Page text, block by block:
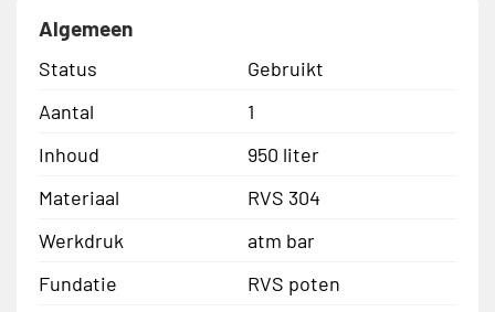
Algemeen
Status
Gebruikt
Aantal
1
Inhoud
950 liter
Materiaal
RVS 304
Werkdruk
atm bar
Fundatie
RVS poten